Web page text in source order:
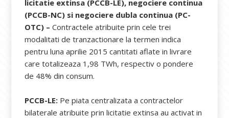
licitatie extinsa (PCCB-LE), negociere continua
(PCCB-NC) si negociere dubla continua (PC-
OTC) – Contractele atribuite prin cele trei
modalitati de tranzactionare la termen indica
pentru luna aprilie 2015 cantitati aflate in livrare
care totalizeaza 1,98 TWh, respectiv o pondere
de 48% din consum.
PCCB-LE: Pe piata centralizata a contractelor
bilaterale atribuite prin licitatie extinsa au activat in